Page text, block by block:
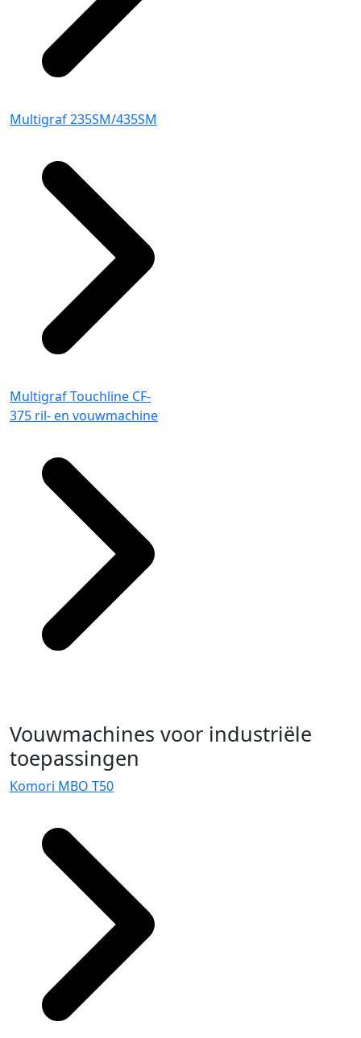
Multigraf 235SM/435SM
Multigraf Touchline CF-
375 ril- en vouwmachine
Vouwmachines voor industriële
toepassingen
Komori MBO T50